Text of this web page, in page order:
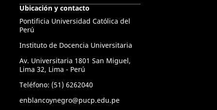
Ubicación y contacto
Pontificia Universidad Católica del
Perú
Instituto de Docencia Universitaria
Av. Universitaria 1801 San Miguel,
Lima 32, Lima - Perú
Teléfono: (51) 6262040
enblancoynegro@pucp.edu.pe